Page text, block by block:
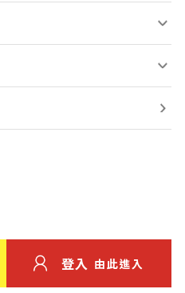
登入 由此進入